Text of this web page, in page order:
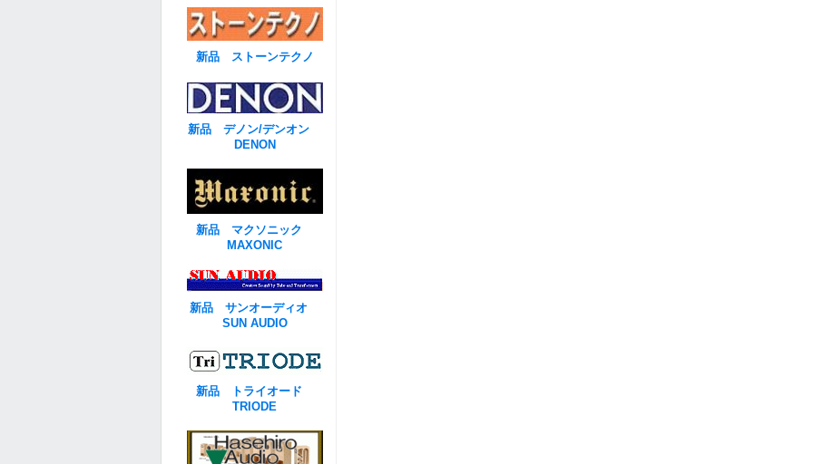
新品 ストーンテクノ
新品 デノン/デンオン
DENON
新品 マクソニック
MAXONIC
新品 サンオーディオ
SUN AUDIO
新品 トライオード
TRIODE